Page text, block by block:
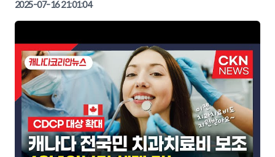
2025-07-16 21:01:04